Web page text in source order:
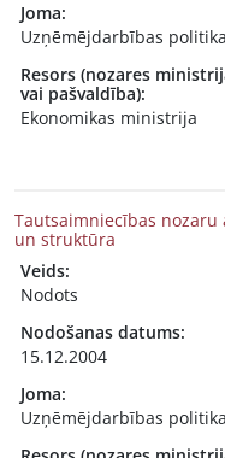
Joma:
Uzņēmējdarbības politika
Resors (nozares
vai pašvaldība):
Ekonomikas ministrija
Tautsaimniecības
un struktūra
Veids:
Nodots
Nodošanas datums:
15.12.2004
Joma:
Uzņēmējdarbības politika